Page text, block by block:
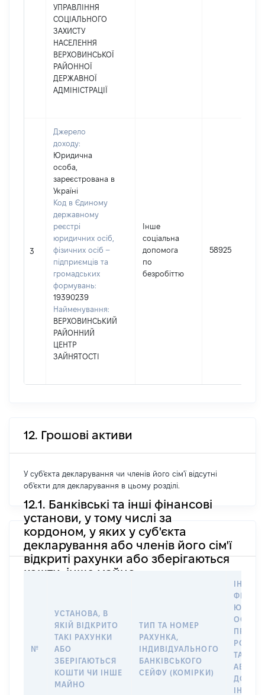
УПРАВЛІННЯ
СОЦІАЛЬНОГО
ЗАХИСТУ
НАСЕЛЕННЯ
ВЕРХОВИНСЬКОЇ
РАЙОННОЇ
ДЕРЖАВНОЇ
АДМІНІСТРАЦІЇ
3
Джерело
доходу:
Юридична
особа,
зареєстрована в
Україні
Код в Єдиному
державному
реєстрі
юридичних осіб,
фізичних осіб –
підприємців та
громадських
формувань:
19390239
Найменування:
ВЕРХОВИНСЬКИЙ
РАЙОННИЙ
ЦЕНТР
ЗАЙНЯТОСТІ
Інше
соціальна
допомога
по
безробіттю
58925
12. Грошові активи
У суб'єкта декларування чи членів його сім'ї відсутні
об'єкти для декларування в цьому розділі.
12.1. Банківські та інші фінансові
установи, у тому числі за
кордоном, у яких у суб'єкта
декларування або членів його сім'ї
відкриті рахунки або зберігаються
кошти, інше майно
№
УСТАНОВА, В
ЯКІЙ ВІДКРИТО
ТАКІ РАХУНКИ
АБО
ЗБЕРІГАЮТЬСЯ
КОШТИ ЧИ ІНШЕ
МАЙНО
ТИП ТА НОМЕР
РАХУНКА,
ІНДИВІДУАЛЬНОГО
БАНКІВСЬКОГО
СЕЙФУ (КОМІРКИ)
ПРАВО
ТАКИМ
АБО
ДО